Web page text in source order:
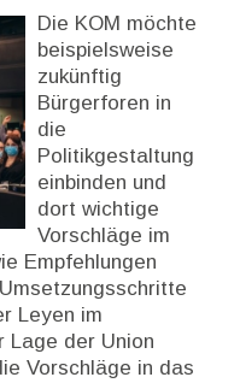
Die KOM möchte
beispielsweise
zukünftig
Bürgerforen in
die
Politikgestaltung
einbinden und
dort wichtige
Vorschläge im
Empfehlungen
Leyen im
Lage der Union
Vorschläge in das